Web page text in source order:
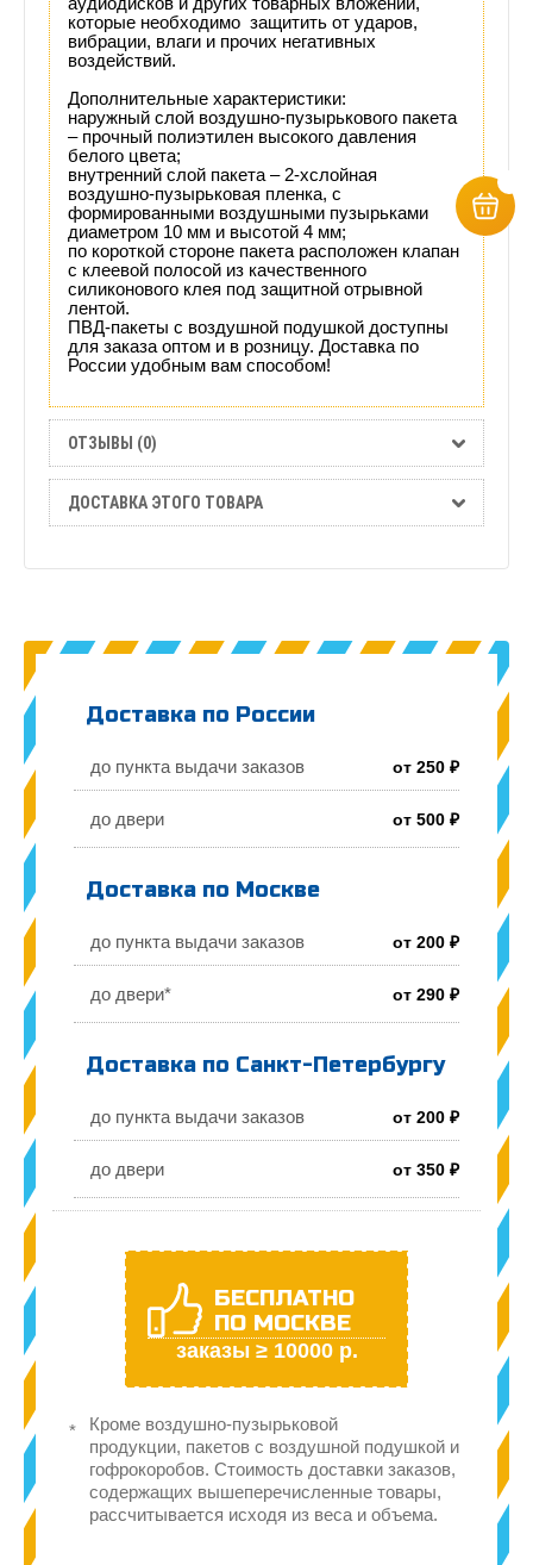
которые необходимо защитить от ударов,
вибрации, влаги и прочих негативных
воздействий.
Дополнительные характеристики:
наружный слой воздушно-пузырькового пакета
– прочный полиэтилен высокого давления
белого цвета;
внутренний слой пакета – 2-хслойная
воздушно-пузырьковая пленка, с
формированными воздушными пузырьками
диаметром 10 мм и высотой 4 мм;
по короткой стороне пакета расположен клапан
с клеевой полосой из качественного
силиконового клея под защитной отрывной
лентой.
ПВД-пакеты с воздушной подушкой доступны
для заказа оптом и в розницу. Доставка по
России удобным вам способом!
ОТЗЫВЫ (0)
ДОСТАВКА ЭТОГО ТОВАРА
Доставка по России
до пункта выдачи заказов от 250 ₽
до двери от 500 ₽
Доставка по Москве
до пункта выдачи заказов от 200 ₽
до двери* от 290 ₽
Доставка по Санкт-Петербургу
до пункта выдачи заказов от 200 ₽
до двери от 350 ₽
БЕСПЛАТНО
ПО МОСКВЕ
заказы ≥ 10000 р.
Кроме воздушно-пузырьковой
продукции, пакетов с воздушной подушкой и
гофрокоробов. Стоимость доставки заказов,
содержащих вышеперечисленные товары,
рассчитывается исходя из веса и объема.